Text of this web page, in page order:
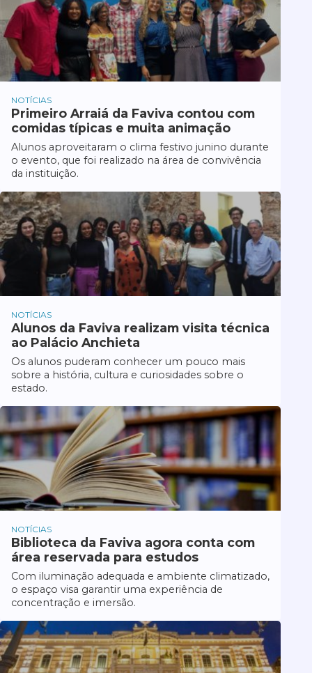
NOTÍCIAS
Primeiro Arraiá da Faviva contou com
comidas típicas e muita animação
Alunos aproveitaram o clima festivo junino durante
o evento, que foi realizado na área de convivência
da instituição.
NOTÍCIAS
Alunos da Faviva realizam visita técnica
ao Palácio Anchieta
Os alunos puderam conhecer um pouco mais
sobre a história, cultura e curiosidades sobre o
estado.
NOTÍCIAS
Biblioteca da Faviva agora conta com
área reservada para estudos
Com iluminação adequada e ambiente climatizado,
o espaço visa garantir uma experiência de
concentração e imersão.